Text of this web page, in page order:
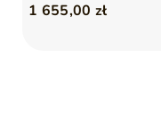
1 655,00 zł